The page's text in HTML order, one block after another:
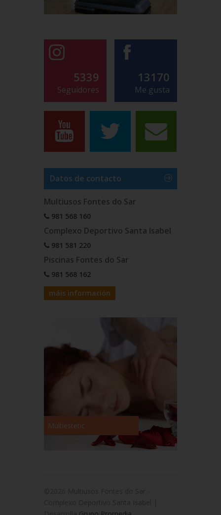
5339
Seguidores
13170
Me gusta
Datos de contacto
Multiusos Fontes do Sar
981 568 160
Complexo Deportivo Santa Isabel
981 581 220
Piscinas Fontes do Sar
981 568 162
máis información
Multiestetic